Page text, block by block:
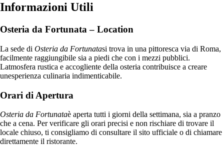
Informazioni Utili
Osteria da Fortunata – Location
La sede di Osteria da Fortunatasi trova in una pittoresca via di Roma,
facilmente raggiungibile sia a piedi che con i mezzi pubblici.
Latmosfera rustica e accogliente della osteria contribuisce a creare
unesperienza culinaria indimenticabile.
Orari di Apertura
Osteria da Fortunataè aperta tutti i giorni della settimana, sia a pranzo
che a cena. Per verificare gli orari precisi e non rischiare di trovare il
locale chiuso, ti consigliamo di consultare il sito ufficiale o di chiamare
direttamente il ristorante.